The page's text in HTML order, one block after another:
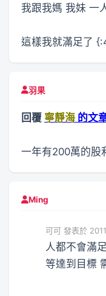
我跟我媽 我妹 一
這樣我就滿足了
羽果
回覆 寧靜海 的文
一年有200萬的股
Ming
可可 發表於
人都不會滿
等達到目標